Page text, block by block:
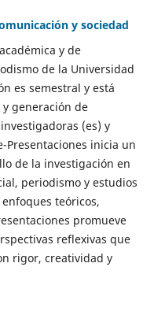
y sociedad
y de
de la Universidad
es semestral y está
generación de
(es) y
Presentaciones inicia un
de la investigación en
periodismo y estudios
teóricos,
promueve
reflexivas que
rigor, creatividad y